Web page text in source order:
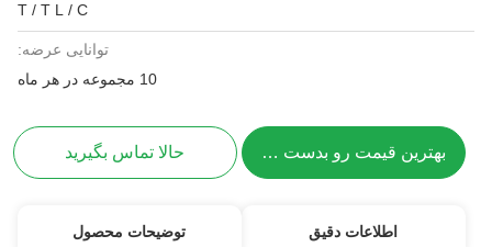
T / T L / C
توانایی عرضه:
10 مجموعه در هر ماه
بهترین قیمت رو بدست بیار حالا تماس بگیرید
اطلاعات دقیق توضیحات محصول